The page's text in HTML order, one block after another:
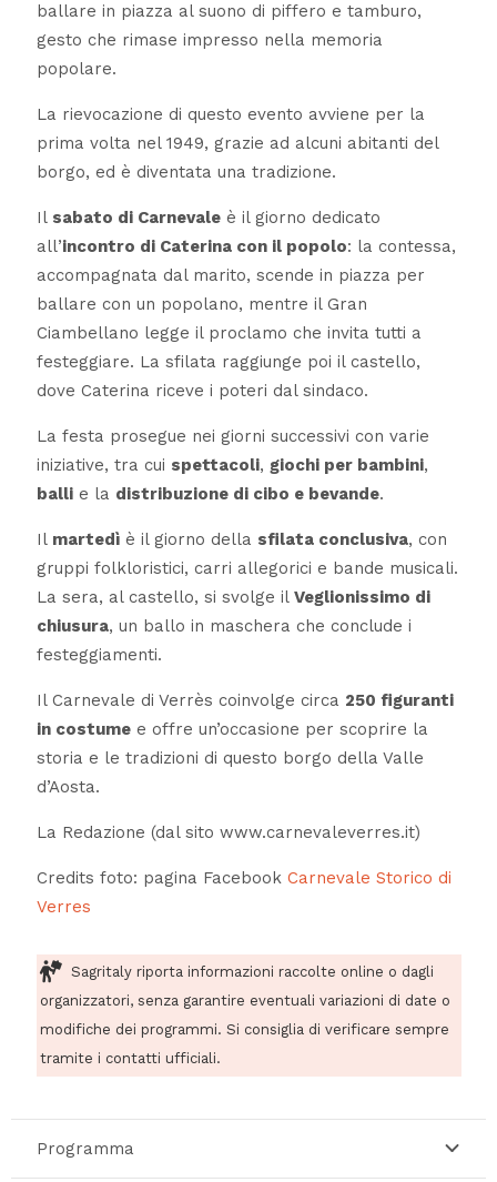
ballare in piazza al suono di piffero e tamburo,
gesto che rimase impresso nella memoria
popolare.
La rievocazione di questo evento avviene per la
prima volta nel 1949, grazie ad alcuni abitanti del
borgo, ed è diventata una tradizione.
Il sabato di Carnevaleè il giorno dedicato
all’incontro di Caterina con il popolo: la contessa,
accompagnata dal marito, scende in piazza per
ballare con un popolano, mentre il Gran
Ciambellano legge il proclamo che invita tutti a
festeggiare. La sfilata raggiunge poi il castello,
dove Caterina riceve i poteri dal sindaco.
La festa prosegue nei giorni successivi con varie
iniziative, tra cui spettacoli, giochi per bambini,
ballie la distribuzione di cibo e bevande.
Il martedìè il giorno della sfilata conclusiva, con
gruppi folkloristici, carri allegorici e bande musicali.
La sera, al castello, si svolge il Veglionissimo di
chiusura, un ballo in maschera che conclude i
festeggiamenti.
Il Carnevale di Verrès coinvolge circa 250 figuranti
in costumee offre un’occasione per scoprire la
storia e le tradizioni di questo borgo della Valle
d’Aosta.
La Redazione (dal sito www.carnevaleverres.it)
Credits foto: pagina Facebook Carnevale Storico di
Verres
Sagritaly riporta informazioni raccolte online o dagli
organizzatori, senza garantire eventuali variazioni di date o
modifiche dei programmi. Si consiglia di verificare sempre
tramite i contatti ufficiali.
Programma